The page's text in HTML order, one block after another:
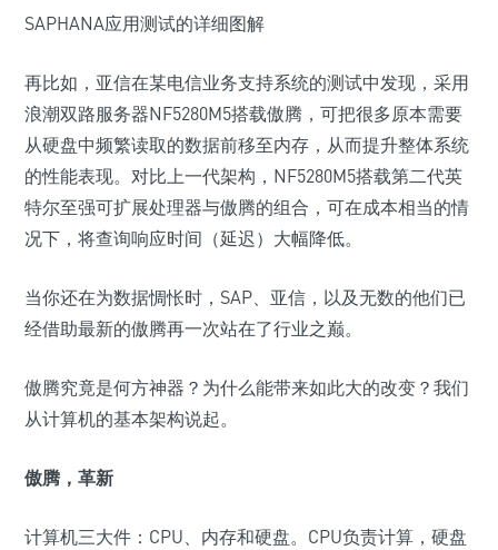
SAPHANA应用测试的详细图解
再比如，亚信在某电信业务支持系统的测试中发现，采用
浪潮双路服务器NF5280M5搭载傲腾，可把很多原本需要
从硬盘中频繁读取的数据前移至内存，从而提升整体系统
的性能表现。对比上一代架构，NF5280M5搭载第二代英
特尔至强可扩展处理器与傲腾的组合，可在成本相当的情
况下，将查询响应时间（延迟）大幅降低。
当你还在为数据惆怅时，SAP、亚信，以及无数的他们已
经借助最新的傲腾再一次站在了行业之巅。
傲腾究竟是何方神器？为什么能带来如此大的改变？我们
从计算机的基本架构说起。
傲腾，革新
计算机三大件：CPU、内存和硬盘。CPU负责计算，硬盘